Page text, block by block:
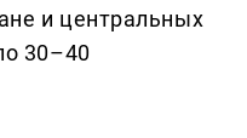
и центральных
30–40